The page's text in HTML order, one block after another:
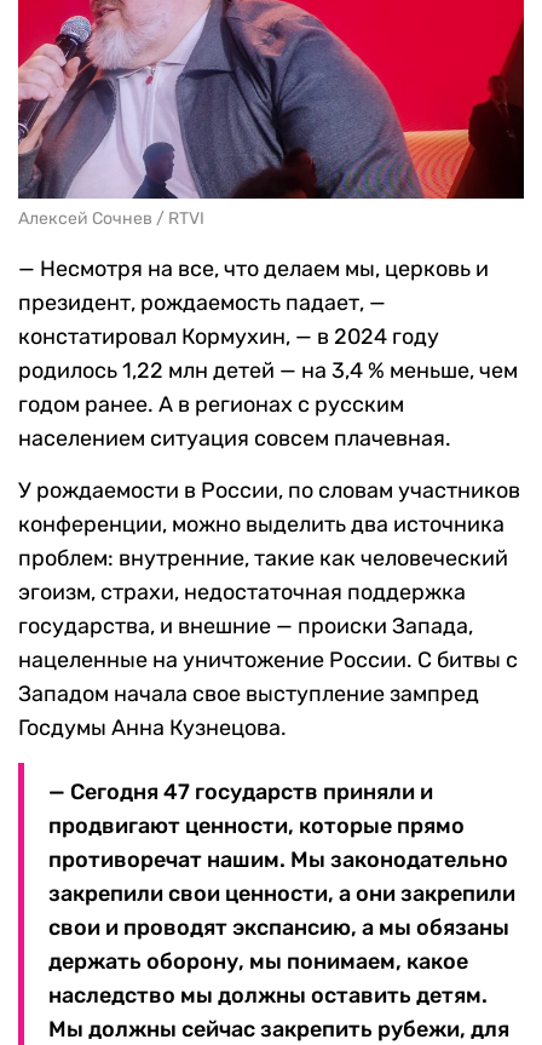
Алексей Сочнев / RTVI
— Несмотря на все, что делаем мы, церковь и
президент, рождаемость падает, —
констатировал Кормухин, — в 2024 году
родилось 1,22 млн детей — на 3,4 % меньше, чем
годом ранее. А в регионах с русским
населением ситуация совсем плачевная.
У рождаемости в России, по словам участников
конференции, можно выделить два источника
проблем: внутренние, такие как человеческий
эгоизм, страхи, недостаточная поддержка
государства, и внешние — происки Запада,
нацеленные на уничтожение России. С битвы с
Западом начала свое выступление зампред
Госдумы Анна Кузнецова.
— Сегодня 47 государств приняли и
продвигают ценности, которые прямо
противоречат нашим. Мы законодательно
закрепили свои ценности, а они закрепили
свои и проводят экспансию, а мы обязаны
держать оборону, мы понимаем, какое
наследство мы должны оставить детям.
Мы должны сейчас закрепить рубежи, для